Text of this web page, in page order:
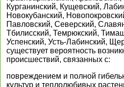
Курганинский, Кущевский,
Новокубанский,
Павловский, Северский,
Тбилисский, Темрюкский,
Успенский, Усть-Лабинский,
существует вероятность
происшествий, связанных с:
повреждением и полной
культур и теплолюбивых